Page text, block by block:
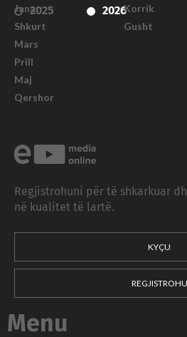
2025
2026
Janar
Shkurt
Mars
Prill
Maj
Qershor
Korrik
Gusht
Regjistrohuni për të shkarkuar
në kualitet të lartë.
KYÇU
REGJISTROHU
Menu